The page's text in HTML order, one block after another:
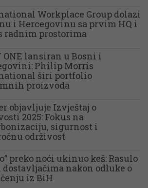
Workplace Group dolazi
i Hercegovinu sa prvim HQ i
radnim prostorima
ONE lansiran u Bosni i
Philip Morris
širi portfolio
proizvoda
objavljuje Izvještaj o
2025: Fokus na
sigurnost i
održivost
preko noći ukinuo keš: Rasulo
dostavljačima nakon odluke o
iz BiH